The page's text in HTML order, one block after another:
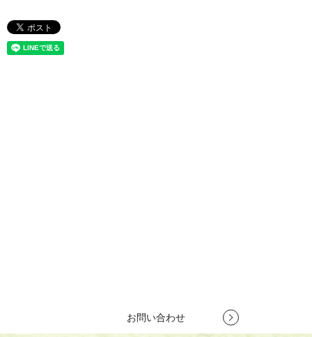
お問い合わせ